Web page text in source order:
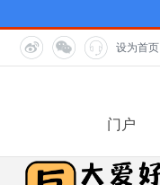
设为首页
门户